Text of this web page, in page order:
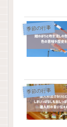
季節の行事
季節の行事